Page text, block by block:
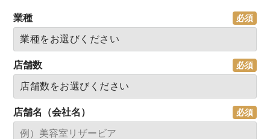
業種
店舗数
店舗名（会社名）